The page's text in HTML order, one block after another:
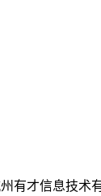
有才信息技术